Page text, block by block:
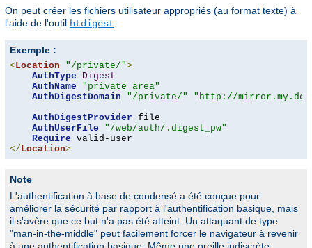
On peut créer les fichiers utilisateur appropriés (au format texte) à
l'aide de l'outil htdigest.
Exemple :
<Location "/private/">
AuthType
Digest
AuthName
"private area"
AuthDigestDomain
"/private/"
"http://
AuthDigestProvider file
AuthUserFile
"/web/auth/.digest_pw"
Require
</Location>
Note
L'authentification à base de condensé a été conçue pour
améliorer la sécurité par rapport à l'authentification basique, mais
il s'avère que ce but n'a pas été atteint. Un attaquant de type
"man-in-the-middle" peut facilement forcer le navigateur à revenir